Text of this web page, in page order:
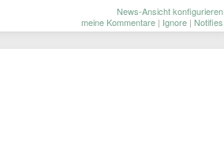
News-Ansicht konfigurieren
meine Kommentare | Ignore | Notifies